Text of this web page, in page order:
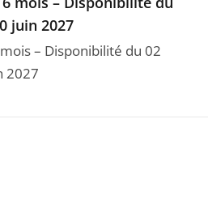
juin 2027
– Disponibilité du 02
2027